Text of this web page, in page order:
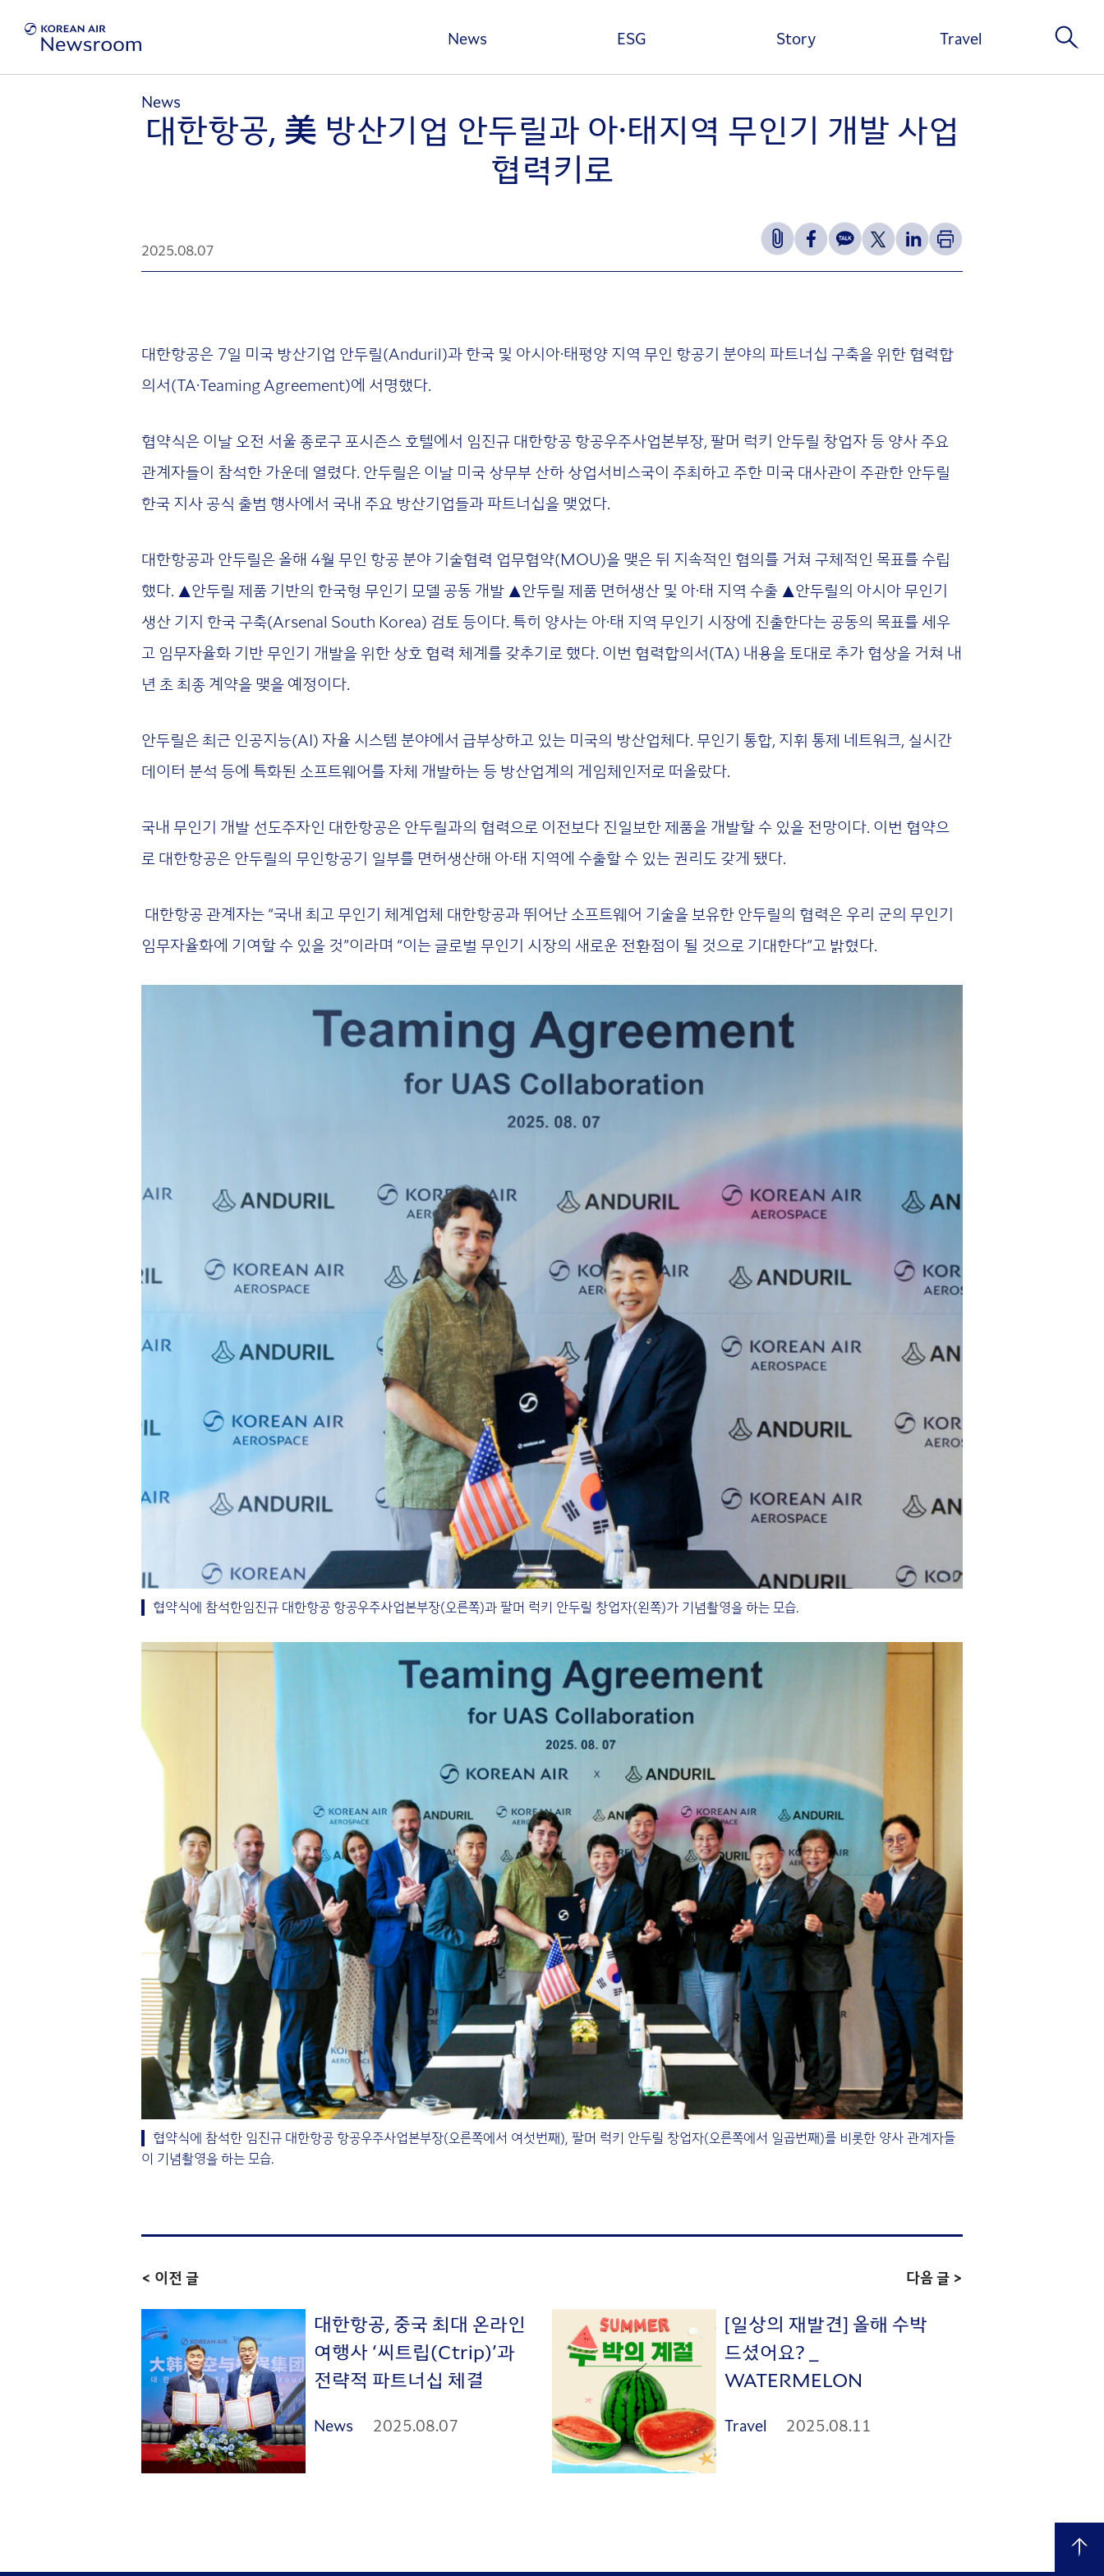
News ESG Story Travel
News
대한항공, 美 방산기업 안두릴과 아·태지역 무인기 개발 사업
협력키로
2025.08.07
대한항공은 7일 미국 방산기업 안두릴(Anduril)과 한국 및 아시아·태평양 지역 무인 항공기 분야의 파트너십 구축을 위한 협력합
의서(TA·Teaming Agreement)에 서명했다.
협약식은 이날 오전 서울 종로구 포시즌스 호텔에서 임진규 대한항공 항공우주사업본부장, 팔머 럭키 안두릴 창업자 등 양사 주요
관계자들이 참석한 가운데 열렸다. 안두릴은 이날 미국 상무부 산하 상업서비스국이 주최하고 주한 미국 대사관이 주관한 안두릴
한국 지사 공식 출범 행사에서 국내 주요 방산기업들과 파트너십을 맺었다.
대한항공과 안두릴은 올해 4월 무인 항공 분야 기술협력 업무협약(MOU)을 맺은 뒤 지속적인 협의를 거쳐 구체적인 목표를 수립
했다. ▲안두릴 제품 기반의 한국형 무인기 모델 공동 개발 ▲안두릴 제품 면허생산 및 아·태 지역 수출 ▲안두릴의 아시아 무인기
생산 기지 한국 구축(Arsenal South Korea) 검토 등이다. 특히 양사는 아·태 지역 무인기 시장에 진출한다는 공동의 목표를 세우
고 임무자율화 기반 무인기 개발을 위한 상호 협력 체계를 갖추기로 했다. 이번 협력합의서(TA) 내용을 토대로 추가 협상을 거쳐 내
년 초 최종 계약을 맺을 예정이다.
안두릴은 최근 인공지능(AI) 자율 시스템 분야에서 급부상하고 있는 미국의 방산업체다. 무인기 통합, 지휘 통제 네트워크, 실시간
데이터 분석 등에 특화된 소프트웨어를 자체 개발하는 등 방산업계의 게임체인저로 떠올랐다.
국내 무인기 개발 선도주자인 대한항공은 안두릴과의 협력으로 이전보다 진일보한 제품을 개발할 수 있을 전망이다. 이번 협약으
로 대한항공은 안두릴의 무인항공기 일부를 면허생산해 아·태 지역에 수출할 수 있는 권리도 갖게 됐다.
대한항공 관계자는 “국내 최고 무인기 체계업체 대한항공과 뛰어난 소프트웨어 기술을 보유한 안두릴의 협력은 우리 군의 무인기
임무자율화에 기여할 수 있을 것”이라며 “이는 글로벌 무인기 시장의 새로운 전환점이 될 것으로 기대한다”고 밝혔다.
협약식에 참석한임진규 대한항공 항공우주사업본부장(오른쪽)과 팔머 럭키 안두릴 창업자(왼쪽)가 기념촬영을 하는 모습.
협약식에 참석한 임진규 대한항공 항공우주사업본부장(오른쪽에서 여섯번째), 팔머 럭키 안두릴 창업자(오른쪽에서 일곱번째)를 비롯한 양사 관계자들
이 기념촬영을 하는 모습.
< 이전 글
대한항공, 중국 최대 온라인
여행사 ‘씨트립(Ctrip)’과
전략적 파트너십 체결
News 2025.08.07
다음 글 >
[일상의 재발견] 올해 수박
드셨어요? _
WATERMELON
Travel 2025.08.11